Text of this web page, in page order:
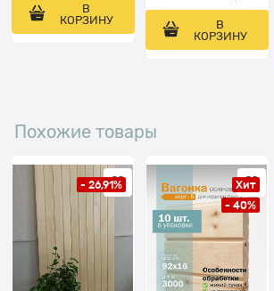
В
КОРЗИНУ
В
КОРЗИНУ
Похожие товары
- 26,91%
Хит
- 40%